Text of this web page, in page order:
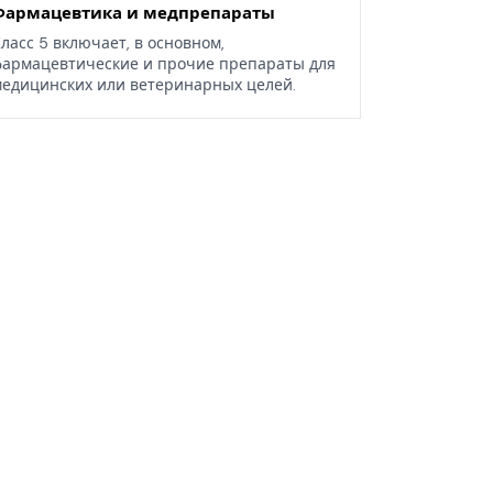
и медпрепараты
5 включает, в основном,
и прочие препараты для
или ветеринарных целей.